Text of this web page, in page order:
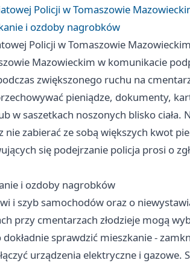
Policji w Tomaszowie
i ozdoby nagrobków
Policji w Tomaszowie Mazowieckim
Mazowieckim w komunikacie
zwiększonego ruchu na
pieniądze, dokumenty,
w saszetkach noszonych blisko ciała.
zabierać ze sobą większych kwot
się podejrzanie policja prosi o
i ozdoby nagrobków
i szyb samochodów oraz o
przy cmentarzach złodzieje mogą
sprawdzić mieszkanie -
urządzenia elektryczne i gazowe.